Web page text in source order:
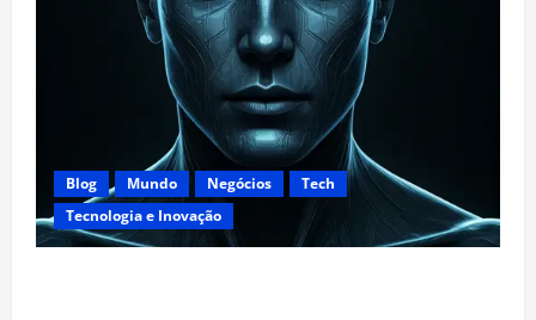
Blog Mundo Negócios
Tech
Tecnologia e Inovação